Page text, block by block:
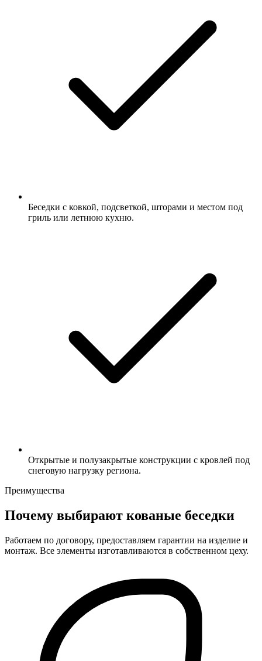
Беседки с ковкой, подсветкой, шторами и местом под
гриль или летнюю кухню.
Открытые и полузакрытые конструкции с кровлей под
снеговую нагрузку региона.
Преимущества
Почему выбирают кованые беседки
Работаем по договору, предоставляем гарантии на изделие и
монтаж. Все элементы изготавливаются в собственном цеху.